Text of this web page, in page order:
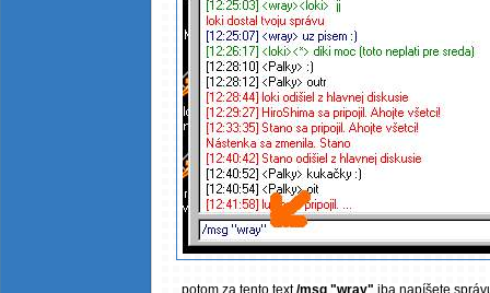
potom za tento text/msg "wray" iba napíšete